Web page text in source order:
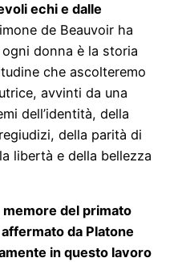
echi e dalle
de Beauvoir ha
donna è la storia
che ascolteremo
avvinti da una
dell’identità, della
della parità di
libertà e della bellezza
memore del primato
da Platone
in questo lavoro